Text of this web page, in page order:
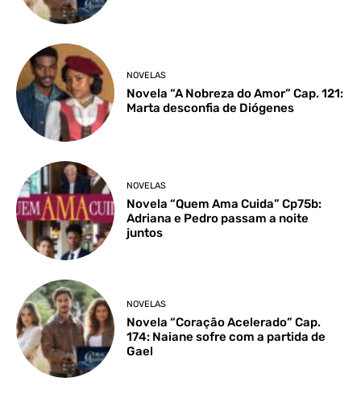
NOVELAS
Novela “A Nobreza do Amor” Cap. 121:
Marta desconfia de Diógenes
NOVELAS
Novela “Quem Ama Cuida” Cp75b:
Adriana e Pedro passam a noite
juntos
NOVELAS
Novela “Coração Acelerado” Cap.
174: Naiane sofre com a partida de
Gael